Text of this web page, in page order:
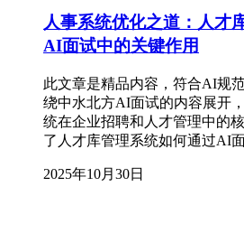
人事系统优化之道：人才
AI面试中的关键作用
此文章是精品内容，符合AI规
绕中水北方AI面试的内容展开
统在企业招聘和人才管理中的
了人才库管理系统如何通过AI
2025年10月30日